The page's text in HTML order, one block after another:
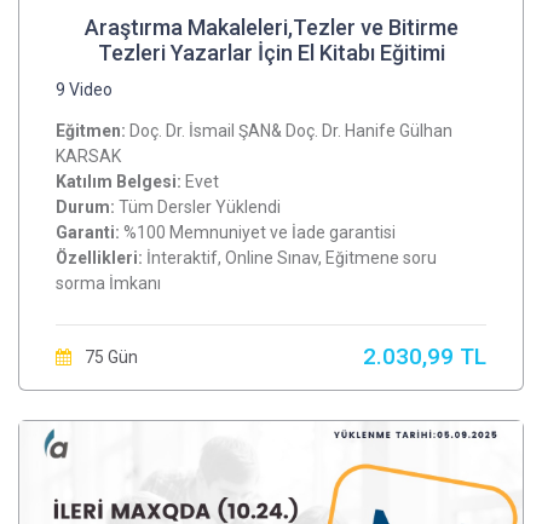
Araştırma Makaleleri,Tezler ve Bitirme
Tezleri Yazarlar İçin El Kitabı Eğitimi
9 Video
Eğitmen: Doç. Dr. İsmail ŞAN& Doç. Dr. Hanife Gülhan
KARSAK
Katılım Belgesi: Evet
Durum: Tüm Dersler Yüklendi
Garanti: %100 Memnuniyet ve İade garantisi
Özellikleri: İnteraktif, Online Sınav, Eğitmene soru
sorma İmkanı
75 Gün 2.030,99 TL